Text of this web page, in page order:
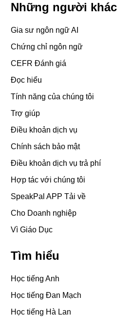
Những người khác
Gia sư ngôn ngữ AI
Chứng chỉ ngôn ngữ
CEFR Đánh giá
Đọc hiểu
Tính năng của chúng tôi
Trợ giúp
Điều khoản dịch vụ
Chính sách bảo mật
Điều khoản dịch vụ trả phí
Hợp tác với chúng tôi
SpeakPal APP Tải về
Cho Doanh nghiệp
Vì Giáo Dục
Tìm hiểu
Học tiếng Anh
Học tiếng Đan Mạch
Học tiếng Hà Lan